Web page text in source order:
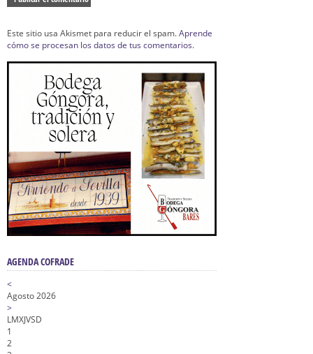
Este sitio usa Akismet para reducir el spam.Aprende
cómo se procesan los datos de tus comentarios.
AGENDA COFRADE
<
Agosto 2026
>
LMXJVSD
1
2